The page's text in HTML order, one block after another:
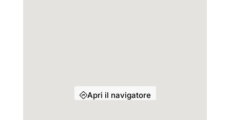
Apri il navigatore